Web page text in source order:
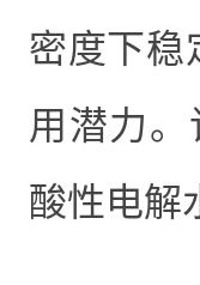
密度下稳
用潜力
酸性电解